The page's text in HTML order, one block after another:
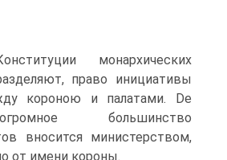
монархических
право инициативы
короною и палатами. De
большинство
вносится министерством,
от имени короны.